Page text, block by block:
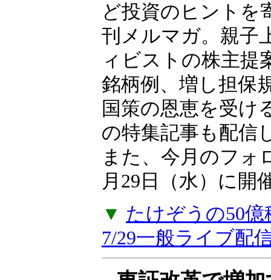
ど投資のヒントを
刊メルマガ。親子
ィビストの株主提
銘柄例、増し担保
国策の恩恵を受け
の特集記事も配信
また、今月のフォ
月29日（水）に開
▼ たけぞうの50
7/29一般ライブ配